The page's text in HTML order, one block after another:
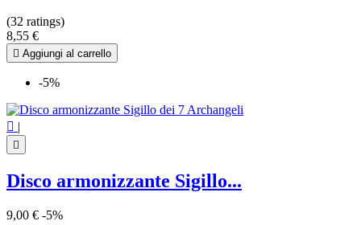
Fiore della vita
Mandala 32
Nodo della strega
Sigillo dei 7 Arcangeli 1
1
Triskele 3
(32 ratings)
8,55 €
 Aggiungi al carrello
-5%
 |

Disco armonizzante Sigillo...
9,00 € -5%